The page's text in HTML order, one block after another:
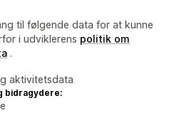
til følgende data for at kunne
i udviklerens politik om
.
aktivitetsdata
bidragydere: